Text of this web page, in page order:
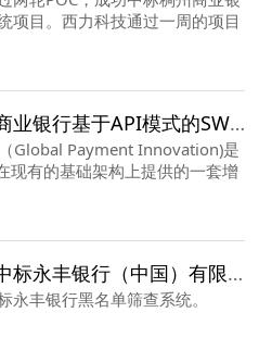
项目。西力科技通过一周的项目
供应商。
江南农村商业银行基于API模式的SWIFT GPI项目顺利上线
Global Payment Innovation)是
现有的基础架构上提供的一套增
账时间节点等，也可以发起止付
西力科技中标永丰银行（中国）有限公司黑名单系统
永丰银行黑名单筛查系统。